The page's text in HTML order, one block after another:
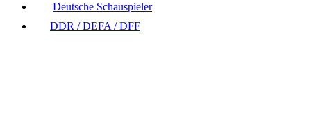
Deutsche Schauspieler
DDR / DEFA / DFF